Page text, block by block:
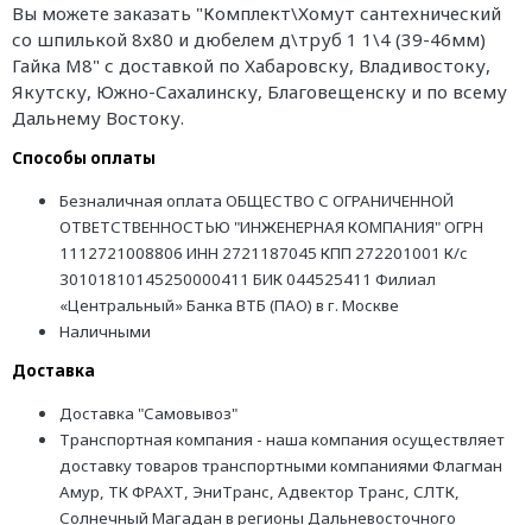
Вы можете заказать "Комплект\Хомут сантехнический
со шпилькой 8х80 и дюбелем д\труб 1 1\4 (39-46мм)
Гайка М8" с доставкой по Хабаровску, Владивостоку,
Якутску, Южно-Сахалинску, Благовещенску и по всему
Дальнему Востоку.
Способы оплаты
Безналичная оплата ОБЩЕСТВО С ОГРАНИЧЕННОЙ
ОТВЕТСТВЕННОСТЬЮ "ИНЖЕНЕРНАЯ КОМПАНИЯ" ОГРН
1112721008806 ИНН 2721187045 КПП 272201001 К/с
30101810145250000411 БИК 044525411 Филиал
«Центральный» Банка ВТБ (ПАО) в г. Москве
Наличными
Доставка
Доставка "Самовывоз"
Транспортная компания - наша компания осуществляет
доставку товаров транспортными компаниями Флагман
Амур, ТК ФРАХТ, ЭниТранс, Адвектор Транс, СЛТК,
Солнечный Магадан в регионы Дальневосточного